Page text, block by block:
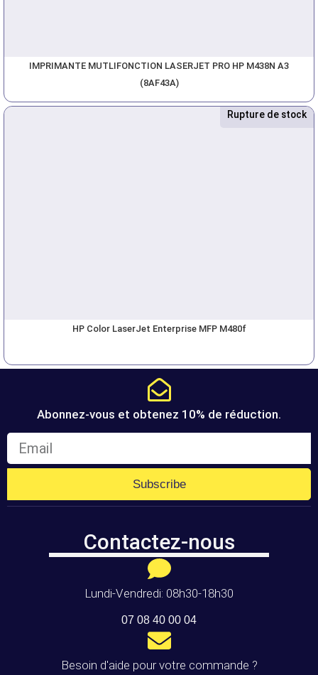
IMPRIMANTE MUTLIFONCTION LASERJET PRO HP M438N A3
(8AF43A)
Nouveau
Rupture de stock
HP Color LaserJet Enterprise MFP M480f
Abonnez-vous et obtenez 10% de réduction.
Subscribe
Contactez-nous
Lundi-Vendredi: 08h30-18h30
07 08 40 00 04
Besoin d'aide pour votre commande ?